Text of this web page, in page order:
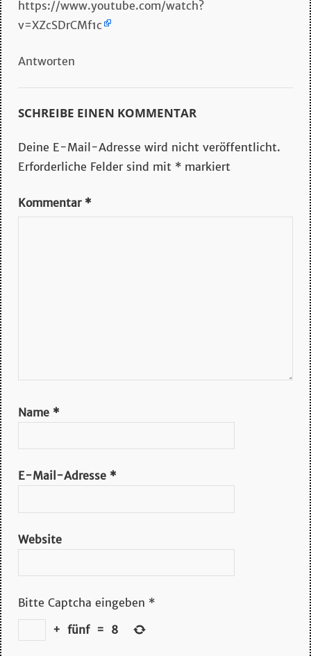
https://www.youtube.com/watch?
v=XZcSDrCMf1c
Antworten
SCHREIBE EINEN KOMMENTAR
Deine E-Mail-Adresse wird nicht veröffentlicht.
Erforderliche Felder sind mit * markiert
Kommentar *
Name *
E-Mail-Adresse *
Website
Bitte Captcha eingeben *
+ fünf = 8